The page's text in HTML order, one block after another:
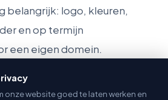
onze website goed te laten werken en
belangrijk: logo, kleuren,
en op termijn
een eigen domein.